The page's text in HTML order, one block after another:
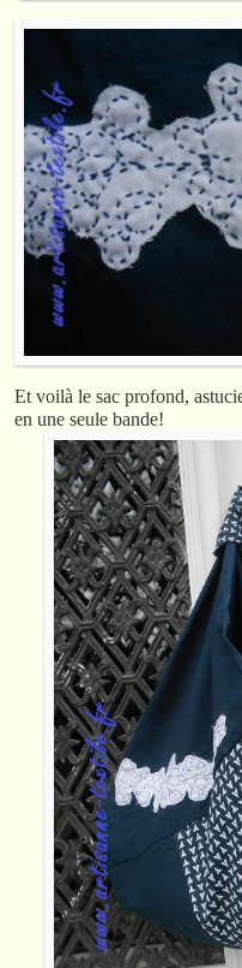
Et voilà le sac profond,
en une seule bande!